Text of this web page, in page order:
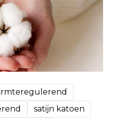
satijn katoen